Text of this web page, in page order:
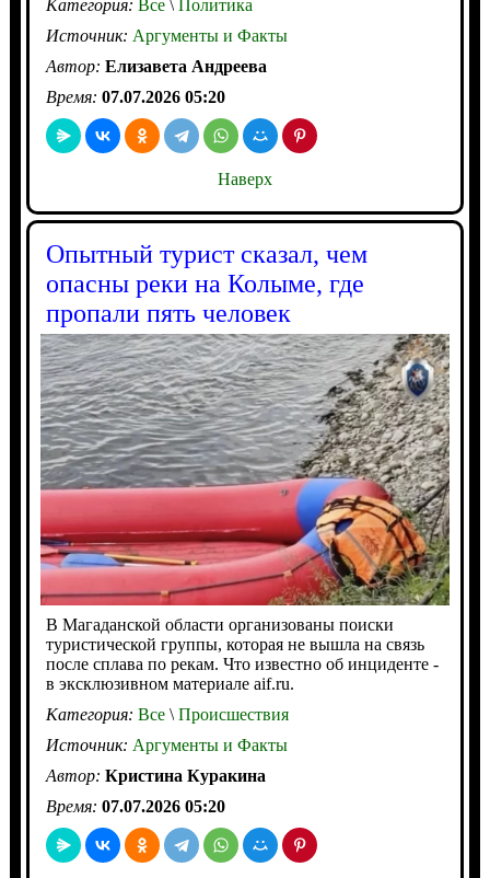
Категория: Все\Политика
Источник: Аргументы и Факты
Автор: Елизавета Андреева
Время: 07.07.2026 05:20
Наверх
Опытный турист сказал, чем
опасны реки на Колыме, где
пропали пять человек
В Магаданской области организованы поиски
туристической группы, которая не вышла на связь
после сплава по рекам. Что известно об инциденте -
в эксклюзивном материале aif.ru.
Категория: Все\Происшествия
Источник: Аргументы и Факты
Автор: Кристина Куракина
Время: 07.07.2026 05:20